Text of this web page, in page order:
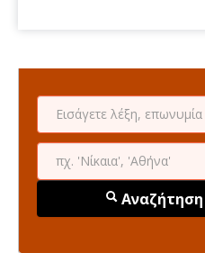
Αναζήτηση